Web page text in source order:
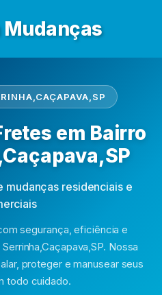
Mudanças
em Bairro
residenciais e
segurança, eficiência e
Nossa
proteger e manusear seus
todo cuidado.